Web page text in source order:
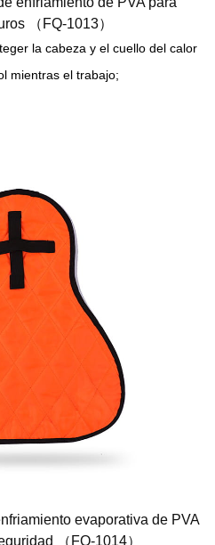
（FQ-1013）
la cabeza y el cuello del calor
mientras el trabajo;
evaporativa de PVA
（FQ-1014）